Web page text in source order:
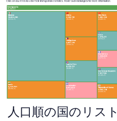
人口順の国のリスト